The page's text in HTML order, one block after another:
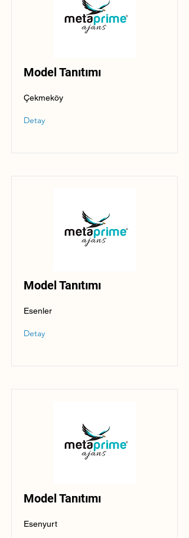
Model Tanıtımı
Çekmeköy
Detay
Model Tanıtımı
Esenler
Detay
Model Tanıtımı
Esenyurt